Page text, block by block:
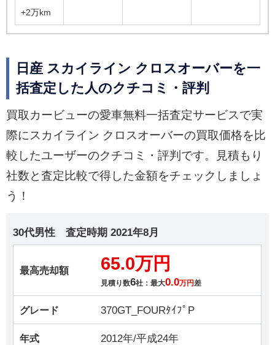
+2万km
日産 スカイライン クロスオーバーを一
括査定した人のクチコミ・評判
買取カービューの愛車無料一括査定サービスで実
際にスカイライン クロスオーバーの買取価格を比
較したユーザーのクチコミ・評判です。見積もり
社数と査定比較で得した金額をチェックしましょ
う！
30代男性 査定時期 2021年8月
最高売却額 65.0万円
見積り数6社：最大0.0万円差
グレード 370GT_FOURﾀｲﾌﾟP
年式 2012年/平成24年